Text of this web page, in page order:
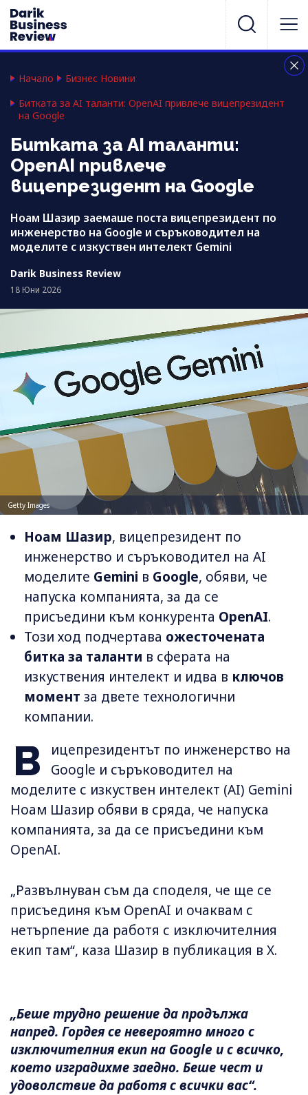
Начало
Бизнес Новини
Битката за AI таланти: OpenAI привлече вицепрезидент
на Google
Битката за AI таланти:
OpenAI привлече
вицепрезидент на Google
Ноам Шазир заемаше поста вицепрезидент по
инженерство на Google и съръководител на
моделите с изкуствен интелект Gemini
Darik Business Review
18 Юни 2026
Getty Images
Ноам Шазир, вицепрезидент по
инженерство и съръководител на AI
моделите Gemini в Google, обяви, че
напуска компанията, за да се
присъедини към конкурента OpenAI.
Този ход подчертава ожесточената
битка за таланти в сферата на
изкуствения интелект и идва в ключов
момент за двете технологични
компании.
В
ицепрезидентът по инженерство на
Google и съръководител на
моделите с изкуствен интелект (AI) Gemini
Ноам Шазир обяви в сряда, че напуска
компанията, за да се присъедини към
OpenAI.
„Развълнуван съм да споделя, че ще се
присъединя към OpenAI и очаквам с
нетърпение да работя с изключителния
екип там“, каза Шазир в публикация в X.
„Беше трудно решение да продължа
напред. Гордея се невероятно много с
изключителния екип на Google и с всичко,
което изградихме заедно. Беше чест и
удоволствие да работя с всички вас“.